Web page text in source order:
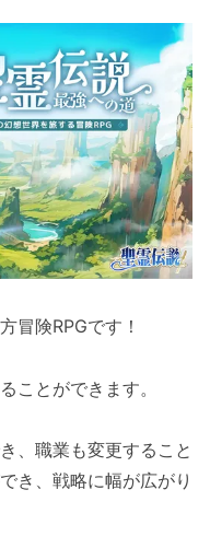
冒険RPGです！
ことができます。
、職業も変更すること
き、戦略に幅が広がり